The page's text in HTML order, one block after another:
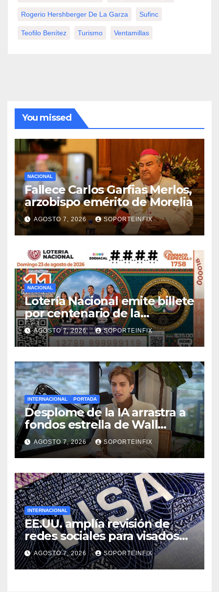
Rogerio Hershberger De La Garza Sufinc
Teofilo Benítez Turismo Ventamillas
You missed
NACIONAL
Fallece Carlos Garfias Merlos,
arzobispo emérito de Morelia
AGOSTO 7, 2026 SOPORTEINFIX
NACIONAL
Lotería Nacional emite billete
por centenario de la
Asociación de Scouts en
México
AGOSTO 7, 2026 SOPORTEINFIX
INTERNACIONAL PORTADA
Desplome de la IA arrastra a
fondos estrella de Wall
Street
AGOSTO 7, 2026 SOPORTEINFIX
INTERNACIONAL
EE.UU. amplía revisión de
redes sociales para visados
de periodistas y ciertos
ciudadanos de México y
Canadá
AGOSTO 7, 2026 SOPORTEINFIX